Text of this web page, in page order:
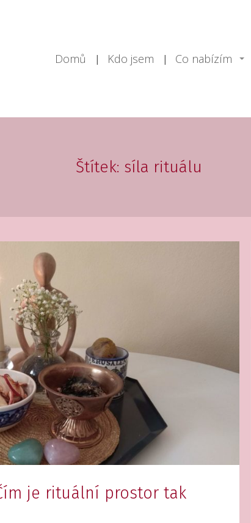
Domů Kdo jsem Co nabízím
Štítek: síla rituálu
je rituální prostor tak